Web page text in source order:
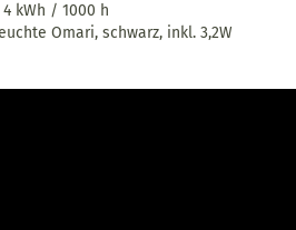
kWh / 1000 h
Omari, schwarz, inkl. 3,2W